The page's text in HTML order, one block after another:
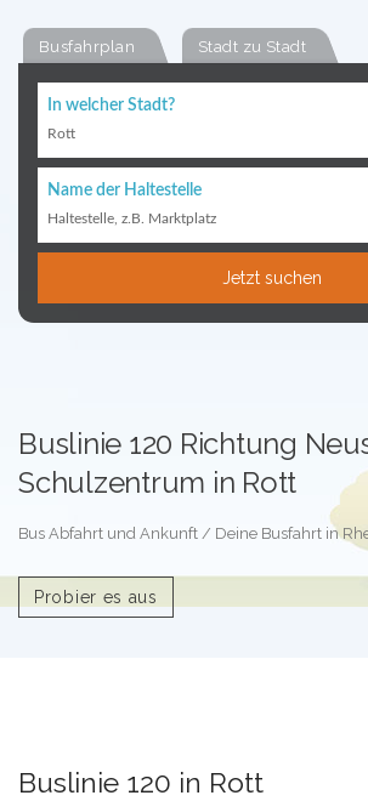
Busfahrplan Stadt zu Stadt
In welcher Stadt?
Rott
Name der Haltestelle
Haltestelle, z.B. Marktplatz
Jetzt suchen
Buslinie 120 Richtung
Schulzentrum in Rott
Bus Abfahrt und Ankunft / Deine Busfahrt in
Probier es aus
Buslinie 120 in Rott